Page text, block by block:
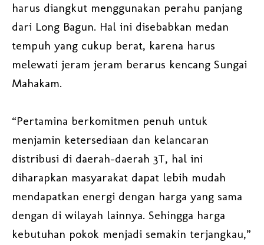
harus diangkut menggunakan perahu panjang
dari Long Bagun. Hal ini disebabkan medan
tempuh yang cukup berat, karena harus
melewati jeram jeram berarus kencang Sungai
Mahakam.
“Pertamina berkomitmen penuh untuk
menjamin ketersediaan dan kelancaran
distribusi di daerah-daerah 3T, hal ini
diharapkan masyarakat dapat lebih mudah
mendapatkan energi dengan harga yang sama
dengan di wilayah lainnya. Sehingga harga
kebutuhan pokok menjadi semakin terjangkau,”